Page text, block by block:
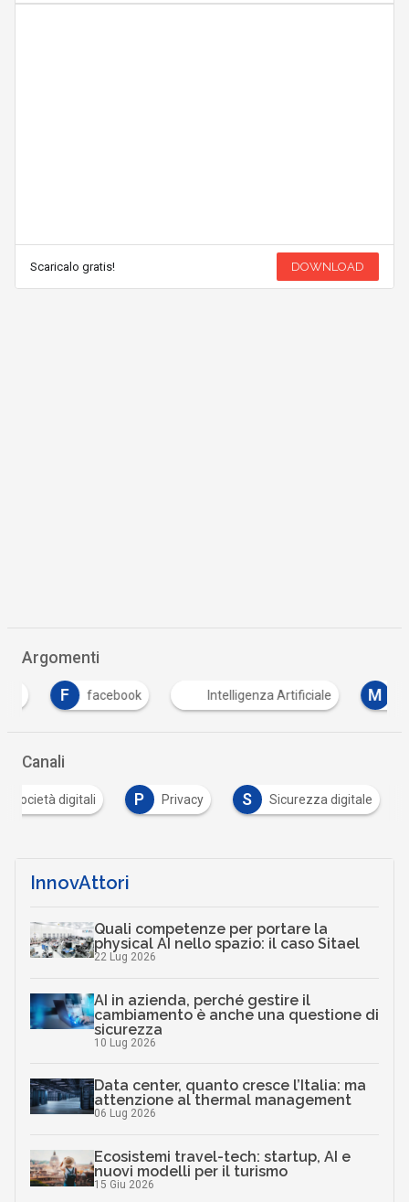
Scaricalo gratis! DOWNLOAD
Argomenti
facebook Intelligenza Artificiale
Canali
e società digitali P Privacy S Sicurezza digitale
InnovAttori
Quali competenze per portare la
physical AI nello spazio: il caso Sitael
22 Lug 2026
AI in azienda, perché gestire il
cambiamento è anche una questione di
sicurezza
10 Lug 2026
Data center, quanto cresce l’Italia: ma
attenzione al thermal management
06 Lug 2026
Ecosistemi travel-tech: startup, AI e
nuovi modelli per il turismo
15 Giu 2026